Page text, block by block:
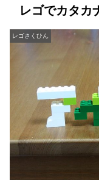
レゴでカタカ
レゴさくひん